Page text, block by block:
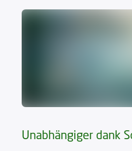
Unabhängiger dank